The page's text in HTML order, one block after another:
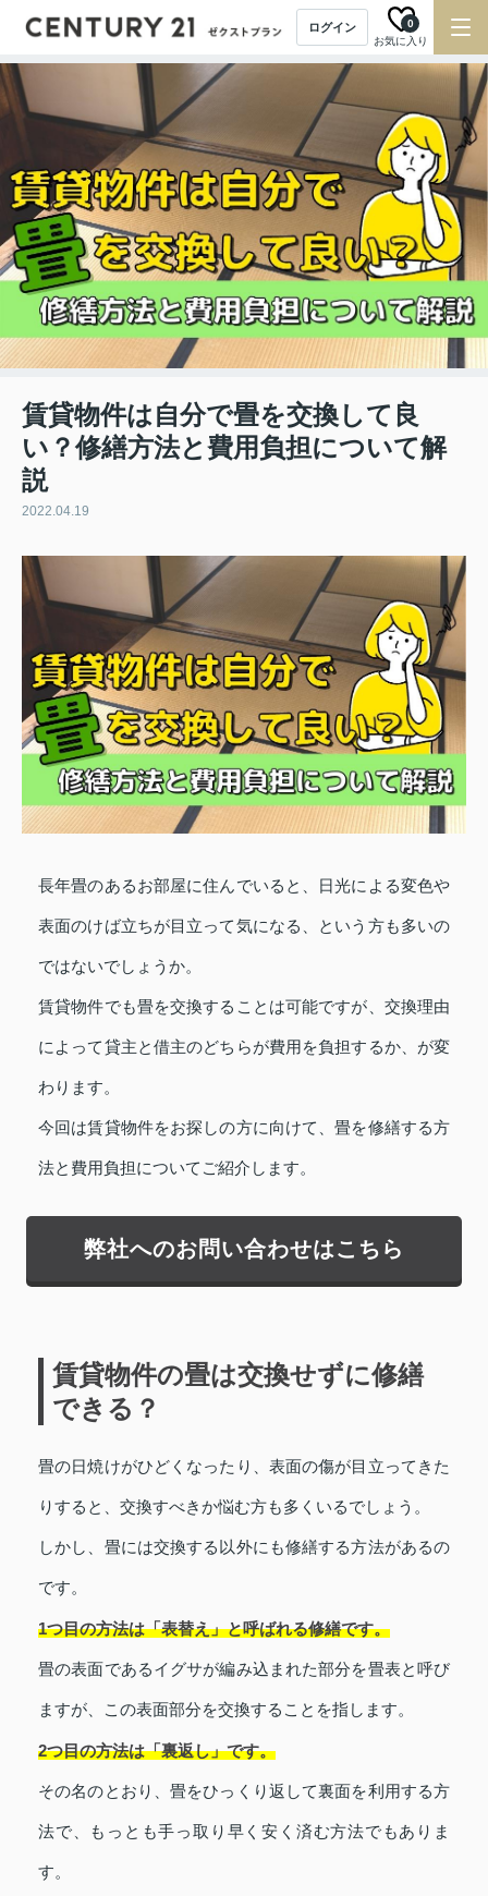
ログイン
お気に入り
0
賃貸物件は自分で畳を交換して良
い？修繕方法と費用負担について解
説
2022.04.19
長年畳のあるお部屋に住んでいると、日光による変色や
表面のけば立ちが目立って気になる、という方も多いの
ではないでしょうか。
賃貸物件でも畳を交換することは可能ですが、交換理由
によって貸主と借主のどちらが費用を負担するか、が変
わります。
今回は賃貸物件をお探しの方に向けて、畳を修繕する方
法と費用負担についてご紹介します。
弊社へのお問い合わせはこちら
賃貸物件の畳は交換せずに修繕
できる？
畳の日焼けがひどくなったり、表面の傷が目立ってきた
りすると、交換すべきか悩む方も多くいるでしょう。
しかし、畳には交換する以外にも修繕する方法があるの
です。
1つ目の方法は「表替え」と呼ばれる修繕です。
畳の表面であるイグサが編み込まれた部分を畳表と呼び
ますが、この表面部分を交換することを指します。
2つ目の方法は「裏返し」です。
その名のとおり、畳をひっくり返して裏面を利用する方
法で、もっとも手っ取り早く安く済む方法でもありま
す。